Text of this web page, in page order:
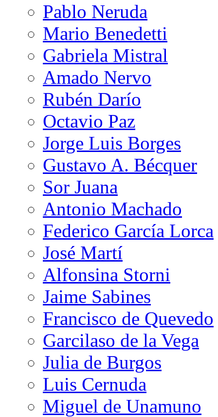
Pablo Neruda
Mario Benedetti
Gabriela Mistral
Amado Nervo
Rubén Darío
Octavio Paz
Jorge Luis Borges
Gustavo A. Bécquer
Sor Juana
Antonio Machado
Federico García Lorca
José Martí
Alfonsina Storni
Jaime Sabines
Francisco de Quevedo
Garcilaso de la Vega
Julia de Burgos
Luis Cernuda
Miguel de Unamuno